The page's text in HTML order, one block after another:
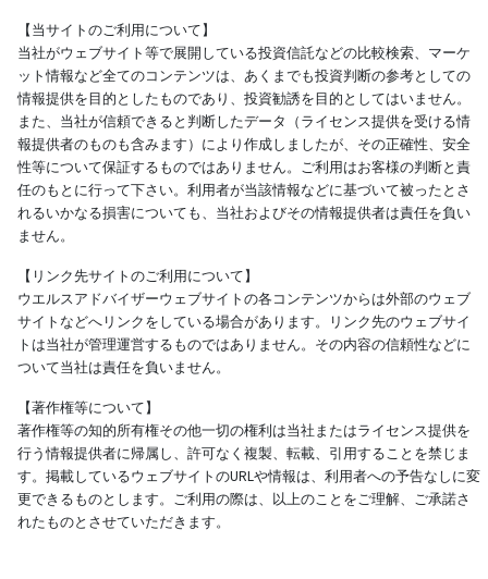
【当サイトのご利用について】
当社がウェブサイト等で展開している投資信託などの比較検索、マーケ
ット情報など全てのコンテンツは、あくまでも投資判断の参考としての
情報提供を目的としたものであり、投資勧誘を目的としてはいません。
また、当社が信頼できると判断したデータ（ライセンス提供を受ける情
報提供者のものも含みます）により作成しましたが、その正確性、安全
性等について保証するものではありません。ご利用はお客様の判断と責
任のもとに行って下さい。利用者が当該情報などに基づいて被ったとさ
れるいかなる損害についても、当社およびその情報提供者は責任を負い
ません。
【リンク先サイトのご利用について】
ウエルスアドバイザーウェブサイトの各コンテンツからは外部のウェブ
サイトなどへリンクをしている場合があります。リンク先のウェブサイ
トは当社が管理運営するものではありません。その内容の信頼性などに
ついて当社は責任を負いません。
【著作権等について】
著作権等の知的所有権その他一切の権利は当社またはライセンス提供を
行う情報提供者に帰属し、許可なく複製、転載、引用することを禁じま
す。掲載しているウェブサイトのURLや情報は、利用者への予告なしに変
更できるものとします。ご利用の際は、以上のことをご理解、ご承諾さ
れたものとさせていただきます。